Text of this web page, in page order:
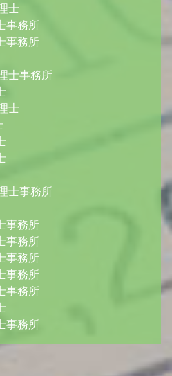
士
事務所
事務所
士事務所
士
士事務所
事務所
事務所
事務所
事務所
事務所
事務所